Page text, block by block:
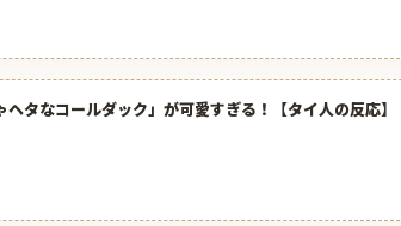
タなコールダック」が可愛すぎる！【タイ人の反応】